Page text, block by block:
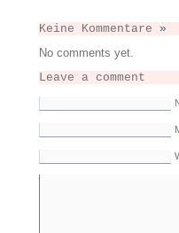
Keine Kommentare »
No comments yet.
Leave a comment